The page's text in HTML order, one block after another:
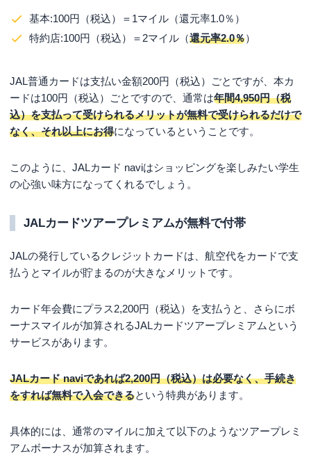
基本:100円（税込）＝1マイル（還元率1.0％）
特約店:100円（税込）＝2マイル（還元率2.0％）
JAL普通カードは支払い金額200円（税込）ごとですが、本カ
ードは100円（税込）ごとですので、通常は年間4,950円（税
込）を支払って受けられるメリットが無料で受けられるだけで
なく、それ以上にお得になっているということです。
このように、JALカード naviはショッピングを楽しみたい学生
の心強い味方になってくれるでしょう。
JALカードツアープレミアムが無料で付帯
JALの発行しているクレジットカードは、航空代をカードで支
払うとマイルが貯まるのが大きなメリットです。
カード年会費にプラス2,200円（税込）を支払うと、さらにボ
ーナスマイルが加算されるJALカードツアープレミアムという
サービスがあります。
JALカード naviであれば2,200円（税込）は必要なく、手続き
をすれば無料で入会できるという特典があります。
具体的には、通常のマイルに加えて以下のようなツアープレミ
アムボーナスが加算されます。